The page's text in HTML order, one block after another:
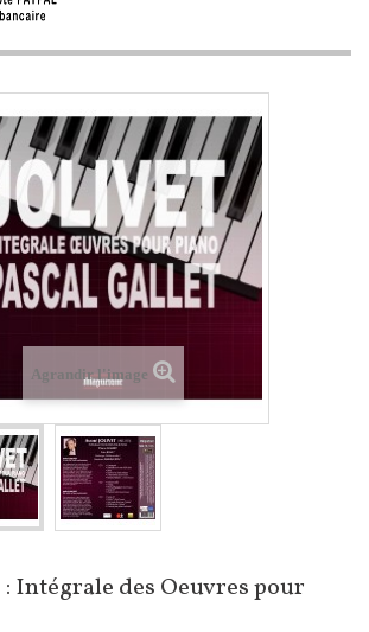
Agrandir l'image
Intégrale des Oeuvres pour